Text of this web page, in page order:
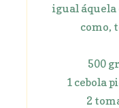
igual áquela
como,
500
1 cebola
2